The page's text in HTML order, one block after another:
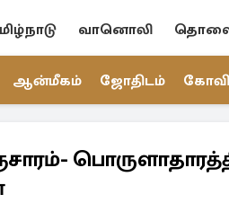
வானொலி
ஆன்மீகம் ஜோதிடம்